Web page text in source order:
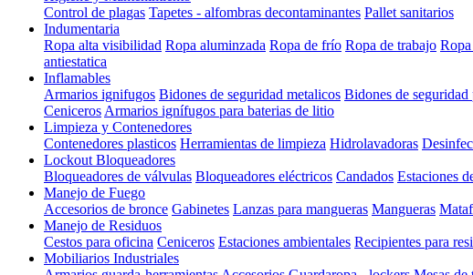
Control de plagas Tapetes - alfombras decontaminantes Pallet sanitarios
Indumentaria
Ropa alta visibilidad Ropa aluminzada Ropa de frío Ropa de trabajo
antiestatica
Inflamables
Armarios ignifugos Bidones de seguridad metalicos Bidones de seguridad
CenicerosArmarios ignífugos para baterias de litio
Limpieza y Contenedores
Contenedores plasticos Herramientas de limpieza Hidrolavadoras
Lockout Bloqueadores
Bloqueadores de válvulas Bloqueadores eléctricos Candados Estaciones
Manejo de Fuego
Accesorios de bronce Gabinetes Lanzas para mangueras Mangueras
Manejo de Residuos
Cestos para oficina Ceniceros Estaciones ambientales Recipientes para
Mobiliarios Industriales